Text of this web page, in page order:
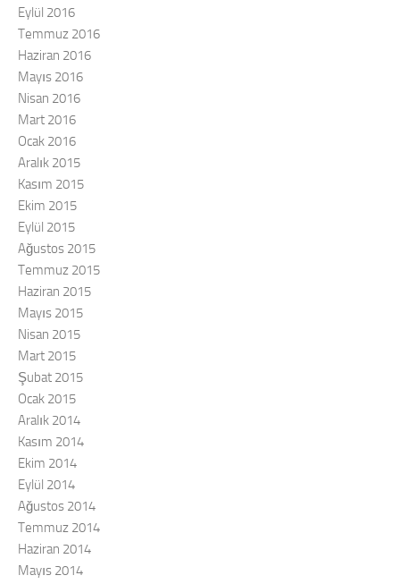
Eylül 2016
Temmuz 2016
Haziran 2016
Mayıs 2016
Nisan 2016
Mart 2016
Ocak 2016
Aralık 2015
Kasım 2015
Ekim 2015
Eylül 2015
Ağustos 2015
Temmuz 2015
Haziran 2015
Mayıs 2015
Nisan 2015
Mart 2015
Şubat 2015
Ocak 2015
Aralık 2014
Kasım 2014
Ekim 2014
Eylül 2014
Ağustos 2014
Temmuz 2014
Haziran 2014
Mayıs 2014